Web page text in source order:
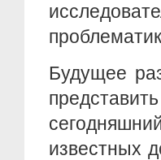
Будущее
известных